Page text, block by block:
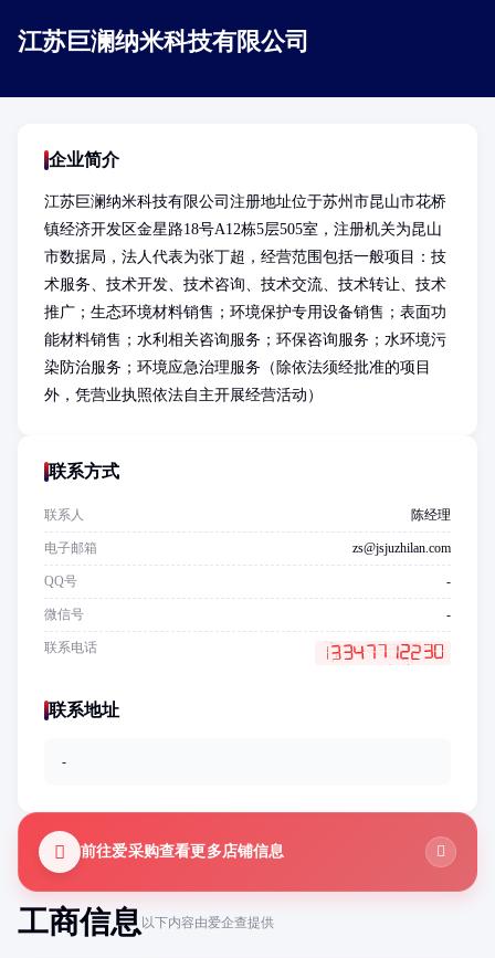
江苏巨澜纳米科技有限公司
工商信息以下内容由爱企查提供
企业简介
江苏巨澜纳米科技有限公司注册地址位于苏州市昆山市花桥
镇经济开发区金星路18号A12栋5层505室，注册机关为昆山
市数据局，法人代表为张丁超，经营范围包括一般项目：技
术服务、技术开发、技术咨询、技术交流、技术转让、技术
推广；生态环境材料销售；环境保护专用设备销售；表面功
能材料销售；水利相关咨询服务；环保咨询服务；水环境污
染防治服务；环境应急治理服务（除依法须经批准的项目
外，凭营业执照依法自主开展经营活动）
联系方式
联系人 陈经理
电子邮箱 zs@jsjuzhilan.com
QQ号 -
微信号 -
联系电话
联系地址
-
前往爱采购查看更多店铺信息